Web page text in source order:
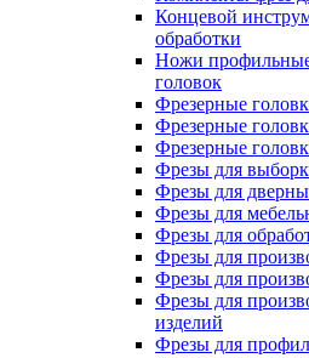
Концевой
обработки
Ножи
головок
Фрезерные
Фрезерные
Фрезерные
Фрезы для
Фрезы для
Фрезы для
Фрезы для
Фрезы для
Фрезы для
Фрезы для
изделий
Фрезы для